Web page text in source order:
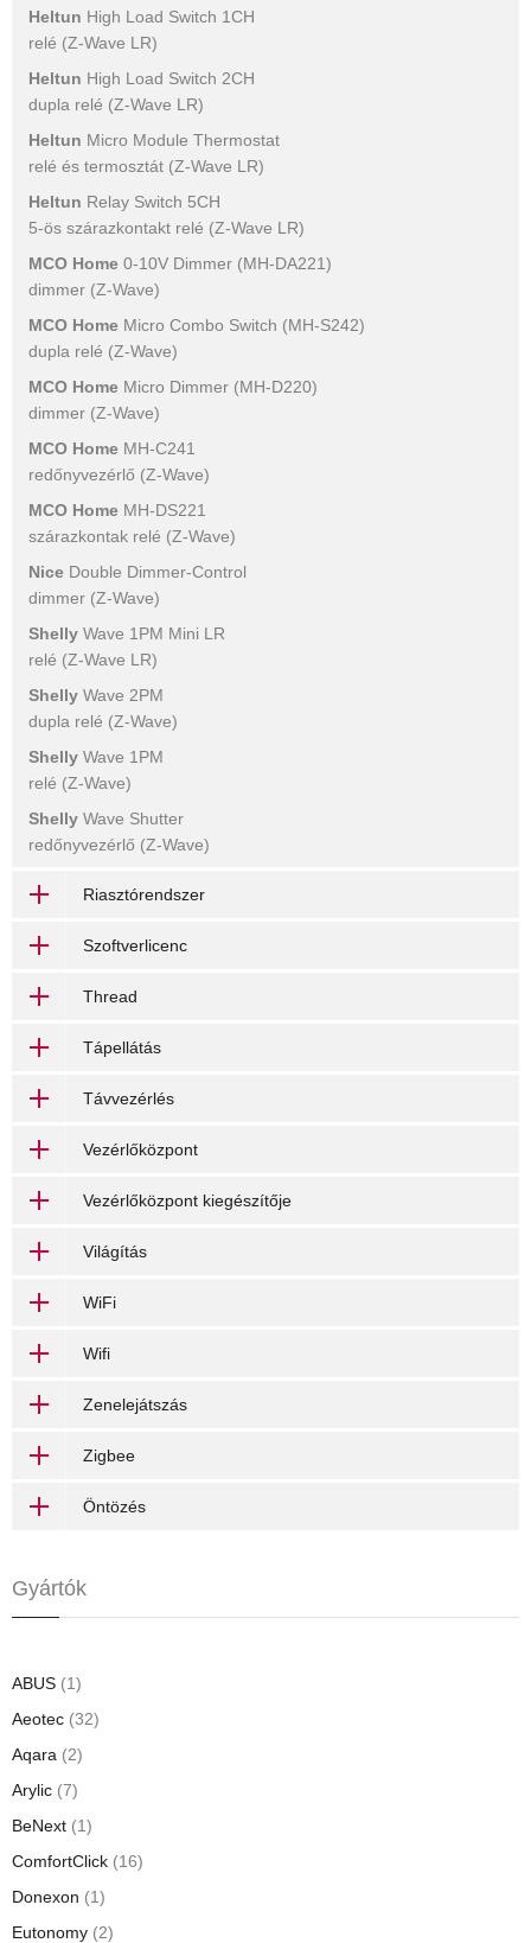
Heltun High Load Switch 1CH
relé (Z-Wave LR)
Heltun High Load Switch 2CH
dupla relé (Z-Wave LR)
Heltun Micro Module Thermostat
relé és termosztát (Z-Wave LR)
Heltun Relay Switch 5CH
5-ös szárazkontakt relé (Z-Wave LR)
MCO Home 0-10V Dimmer (MH-DA221)
dimmer (Z-Wave)
MCO Home Micro Combo Switch (MH-S242)
dupla relé (Z-Wave)
MCO Home Micro Dimmer (MH-D220)
dimmer (Z-Wave)
MCO Home MH-C241
redőnyvezérlő (Z-Wave)
MCO Home MH-DS221
szárazkontak relé (Z-Wave)
Nice Double Dimmer-Control
dimmer (Z-Wave)
Shelly Wave 1PM Mini LR
relé (Z-Wave LR)
Shelly Wave 2PM
dupla relé (Z-Wave)
Shelly Wave 1PM
relé (Z-Wave)
Shelly Wave Shutter
redőnyvezérlő (Z-Wave)
Riasztórendszer
Szoftverlicenc
Thread
Tápellátás
Távvezérlés
Vezérlőközpont
Vezérlőközpont kiegészítője
Világítás
WiFi
Wifi
Zenelejátszás
Zigbee
Öntözés
Gyártók
ABUS (1)
Aeotec (32)
Aqara (2)
Arylic (7)
BeNext (1)
ComfortClick (16)
Donexon (1)
Eutonomy (2)